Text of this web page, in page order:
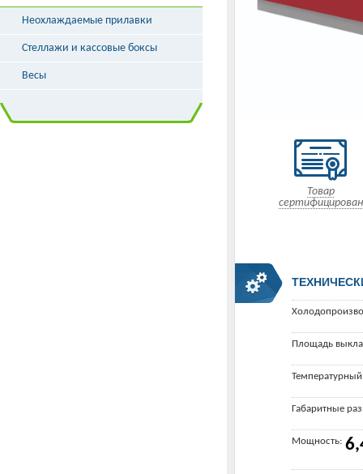
Товар
сертифицирован
Площадь
Габаритные
Мощность:
Неохлаждаемые прилавки
Стеллажи и кассовые боксы
Весы